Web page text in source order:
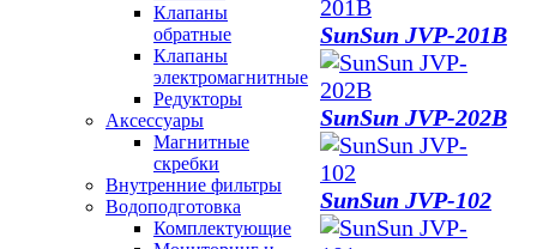
Клапаны
обратные
Клапаны
электромагнитные
Редукторы
Аксессуары
Магнитные
скребки
Внутренние фильтры
Водоподготовка
Комплектующие
SunSun JVP-201B
SunSun JVP-202В
SunSun JVP-102